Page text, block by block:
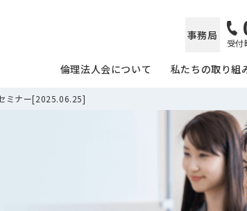
事務局
受付
倫理法人会について 私たちの取り組
ミナー[2025.06.25]